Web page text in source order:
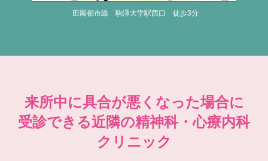
田園都市線 駒澤大学駅西口 徒歩3分
来所中に具合が悪くなった場合に
受診できる近隣の精神科・心療内科
クリニック